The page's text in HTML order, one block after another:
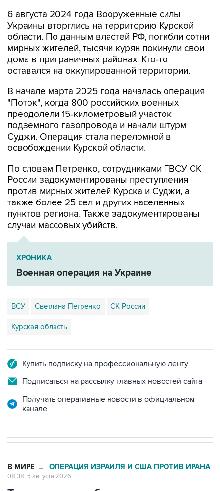
6 августа 2024 года Вооруженные силы
Украины вторглись на территорию Курской
области. По данным властей РФ, погибли сотни
мирных жителей, тысячи курян покинули свои
дома в приграничных районах. Кто-то
оставался на оккупированной территории.
В начале марта 2025 года началась операция
"Поток", когда 800 российских военных
преодолели 15-километровый участок
подземного газопровода и начали штурм
Суджи. Операция стала переломной в
освобождении Курской области.
По словам Петренко, сотрудниками ГВСУ СК
России задокументированы преступления
против мирных жителей Курска и Суджи, а
также более 25 сел и других населенных
пунктов региона. Также задокументированы
случаи массовых убийств.
ХРОНИКА
Военная операция на Украине
ВСУ Светлана Петренко СК России
Курская область
Купить подписку на профессиональную ленту
Подписаться на рассылку главных новостей сайта
Получать оперативные новости в официальном
канале
В МИРЕ → ОПЕРАЦИЯ ИЗРАИЛЯ И США ПРОТИВ ИРАНА
08:38, 6 августа 2026